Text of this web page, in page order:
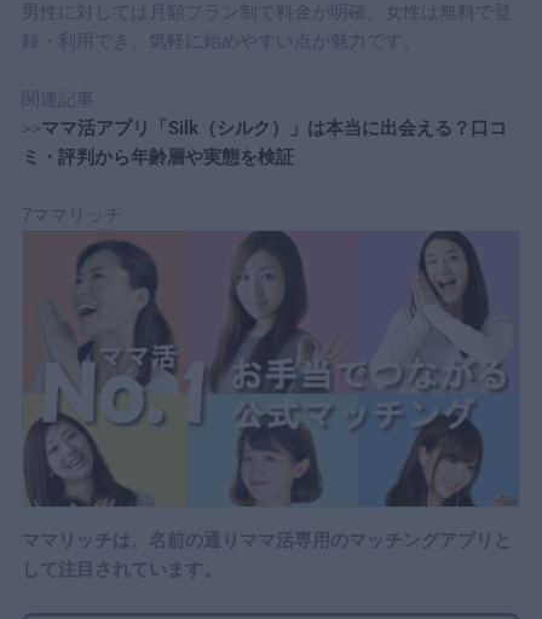
男性に対しては月額プラン制で料金が明確、女性は無料で登
録・利用でき、気軽に始めやすい点が魅力です。
関連記事
>>ママ活アプリ「Silk（シルク）」は本当に出会える？口コ
ミ・評判から年齢層や実態を検証
7ママリッチ
ママリッチは、名前の通りママ活専用のマッチングアプリと
して注目されています。